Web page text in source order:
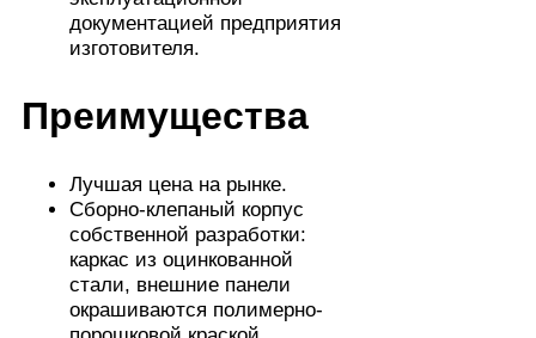
документацией предприятия
изготовителя.
Преимущества
Лучшая цена на рынке.
Сборно-клепаный корпус
собственной разработки:
каркас из оцинкованной
стали, внешние панели
окрашиваются полимерно-